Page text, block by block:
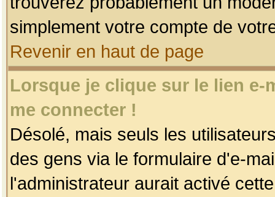
simplement votre compte de
Revenir en haut de page
Lorsque je clique sur le lien
me connecter !
Désolé, mais seuls les
des gens via le formulaire d'e-
l'administrateur aurait activé